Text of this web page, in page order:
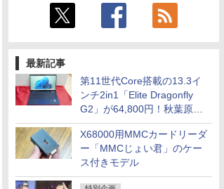
最新記事
第11世代Core搭載の13.3イ
ンチ2in1「Elite Dragonfly
G2」が64,800円！秋葉原で
中古PCセール
X68000用MMCカードリーダ
ー「MMCじょい君」のケー
ス付きモデル